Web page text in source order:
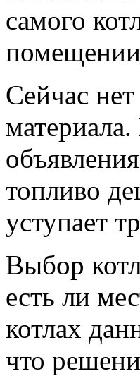
самого
Сейчас
топливо
уступает
Выбор
есть ли
котлах
что